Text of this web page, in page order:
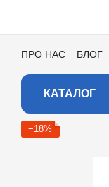
ПРО НАС БЛОГ
КАТАЛОГ
−18%